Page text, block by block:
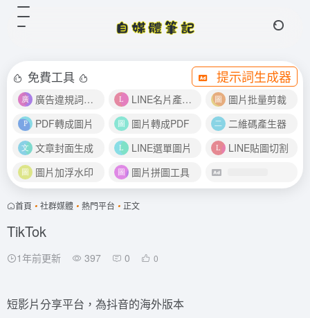
免費工具 提示詞生成器
廣告違規詞檢測 LINE名片產生器
圖片批量剪裁
PDF轉成圖片
圖片轉成PDF
二維碼產生器
文章封面生成
LINE選單圖片
LINE貼圖切割
圖片加浮水印
圖片拼圖工具
首頁 • 社群媒體 • 熱門平台 • 正文
TikTok
1年前更新 397 0 0
短影片分享平台，為抖音的海外版本